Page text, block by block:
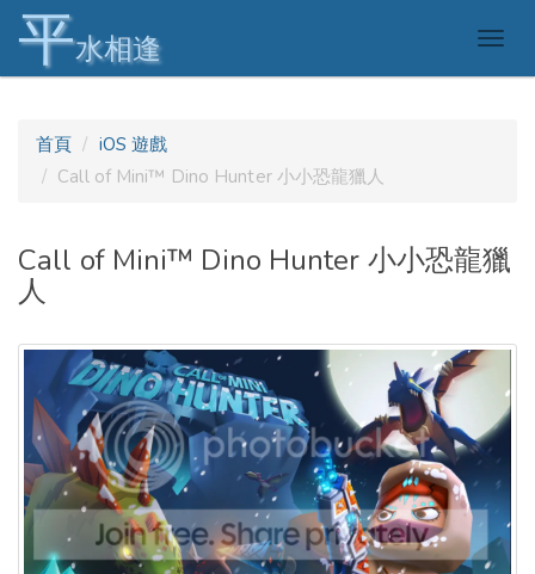
平水相逢
首頁
iOS 遊戲
Call of Mini™ Dino Hunter 小小恐龍獵人
Call of Mini™ Dino Hunter 小小恐龍獵
人